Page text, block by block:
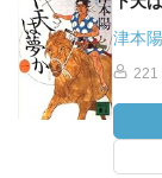
津本陽
221